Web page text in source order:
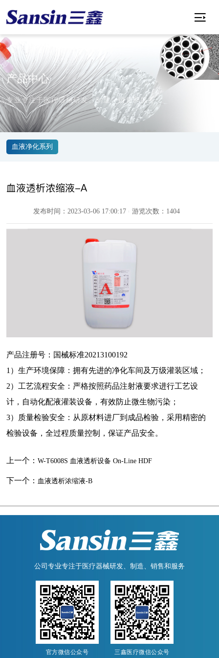

产品中心
专业专注于医疗器械研发、制造、销售和服务
血液净化系列
血液透析浓缩液-A
发布时间：2023-03-06 17:00:17 游览次数：1404
产品注册号：国械标准20213100192
1）生产环境保障：拥有先进的净化车间及万级灌装区域；
2）工艺流程安全：严格按照药品注射液要求进行工艺设
计，自动化配液灌装设备，有效防止微生物污染；
3）质量检验安全：从原材料进厂到成品检验，采用精密的
检验设备，全过程质量控制，保证产品安全。
上一个：W-T6008S 血液透析设备 On-Line HDF
下一个： 血液透析浓缩液-B
公司专业专注于医疗器械研发、制造、销售和服务
官方微信公众号 三鑫医疗微信公众号